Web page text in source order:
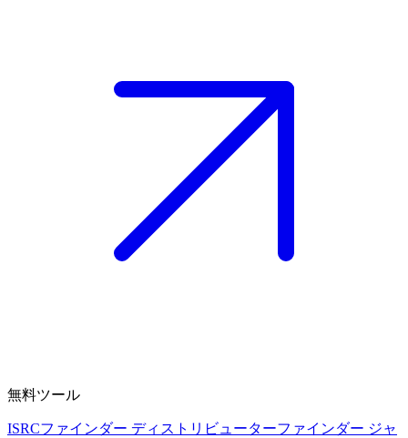
無料ツール
ISRCファインダー ディストリビューターファインダー ジャ